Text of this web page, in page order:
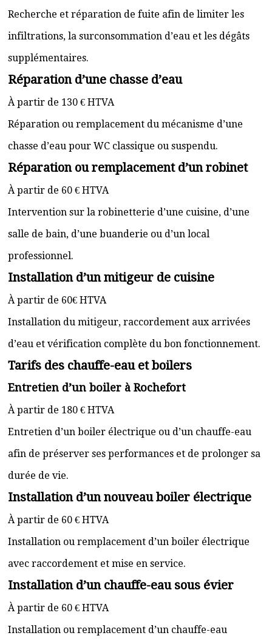
Recherche et réparation de fuite afin de limiter les
infiltrations, la surconsommation d’eau et les dégâts
supplémentaires.
Réparation d’une chasse d’eau
À partir de 130 € HTVA
Réparation ou remplacement du mécanisme d’une
chasse d’eau pour WC classique ou suspendu.
Réparation ou remplacement d’un robinet
À partir de 60 € HTVA
Intervention sur la robinetterie d’une cuisine, d’une
salle de bain, d’une buanderie ou d’un local
professionnel.
Installation d’un mitigeur de cuisine
À partir de 60€ HTVA
Installation du mitigeur, raccordement aux arrivées
d’eau et vérification complète du bon fonctionnement.
Tarifs des chauffe-eau et boilers
Entretien d’un boiler à Rochefort
À partir de 180 € HTVA
Entretien d’un boiler électrique ou d’un chauffe-eau
afin de préserver ses performances et de prolonger sa
durée de vie.
Installation d’un nouveau boiler électrique
À partir de 60 € HTVA
Installation ou remplacement d’un boiler électrique
avec raccordement et mise en service.
Installation d’un chauffe-eau sous évier
À partir de 60 € HTVA
Installation ou remplacement d’un chauffe-eau